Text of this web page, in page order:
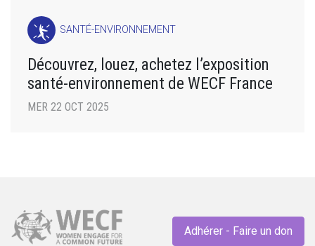
SANTÉ-ENVIRONNEMENT
Découvrez, louez, achetez l’exposition
santé-environnement de WECF France
MER 22 OCT 2025
Adhérer - Faire un don